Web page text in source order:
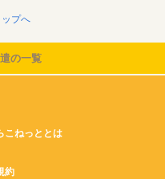
プへ
の一覧
こねっととは
約